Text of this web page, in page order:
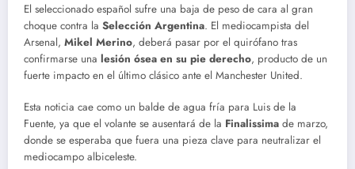
El seleccionado español sufre una baja de peso de cara al gran
choque contra la Selección Argentina. El mediocampista del
Arsenal, Mikel Merino, deberá pasar por el quirófano tras
confirmarse una lesión ósea en su pie derecho, producto de un
fuerte impacto en el último clásico ante el Manchester United.
Esta noticia cae como un balde de agua fría para Luis de la
Fuente, ya que el volante se ausentará de la Finalissima de marzo,
donde se esperaba que fuera una pieza clave para neutralizar el
mediocampo albiceleste.